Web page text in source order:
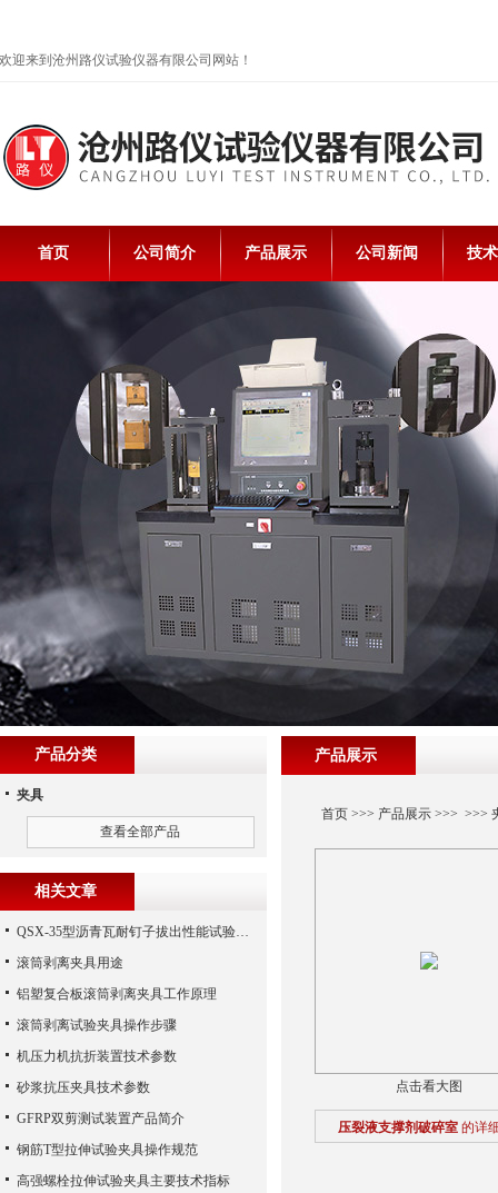
欢迎来到沧州路仪试验仪器有限公司网站！
首页 公司简介 产品展示 公司新闻 技
产品展示
首页>>> 产品展示>>> >>>
点击看大图
压裂液支撑剂破碎室 的详
产品分类
夹具
查看全部产品
相关文章
QSX-35型沥青瓦耐钉子拔出性能试验夹具技术参数
滚筒剥离夹具用途
铝塑复合板滚筒剥离夹具工作原理
滚筒剥离试验夹具操作步骤
机压力机抗折装置技术参数
砂浆抗压夹具技术参数
GFRP双剪测试装置产品简介
钢筋T型拉伸试验夹具操作规范
高强螺栓拉伸试验夹具主要技术指标